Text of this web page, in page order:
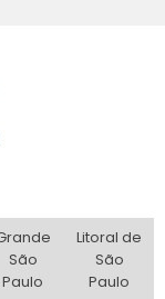
Ele pode
de
do
São
Paulo
Litoral de
São
Paulo